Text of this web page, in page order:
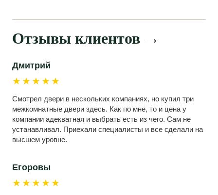
Отзывы клиентов →
Дмитрий
★★★★★
Смотрел двери в нескольких компаниях, но купил три
межкомнатные двери здесь. Как по мне, то и цена у
компании адекватная и выбрать есть из чего. Сам не
устанавливал. Приехали специалисты и все сделали на
высшем уровне.
Егоровы
★★★★★